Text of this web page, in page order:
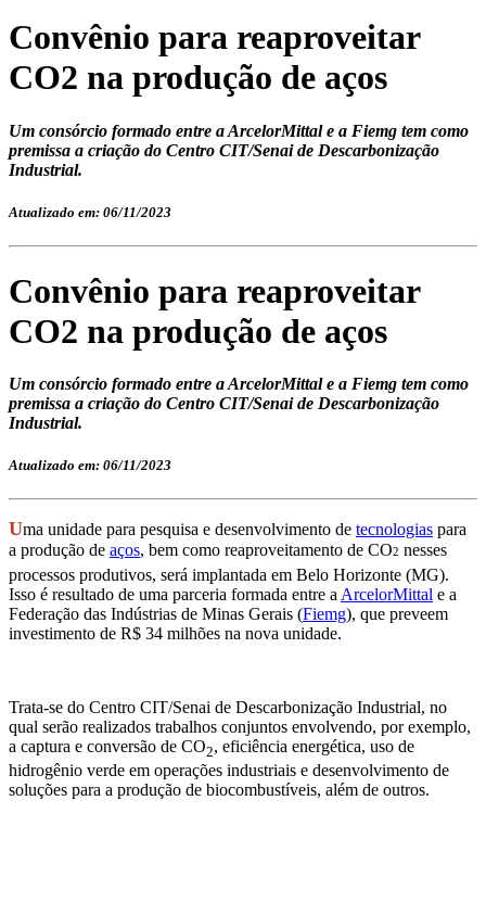
Convênio para reaproveitar
CO2 na produção de aços
Um consórcio formado entre a ArcelorMittal e a Fiemg tem como
premissa a criação do Centro CIT/Senai de Descarbonização
Industrial.
Atualizado em: 06/11/2023
Convênio para reaproveitar
CO2 na produção de aços
Um consórcio formado entre a ArcelorMittal e a Fiemg tem como
premissa a criação do Centro CIT/Senai de Descarbonização
Industrial.
Atualizado em: 06/11/2023
Uma unidade para pesquisa e desenvolvimento de tecnologias para
a produção de aços, bem como reaproveitamento de CO2 nesses
processos produtivos, será implantada em Belo Horizonte (MG).
Isso é resultado de uma parceria formada entre a ArcelorMittal e a
Federação das Indústrias de Minas Gerais (Fiemg), que preveem
investimento de R$ 34 milhões na nova unidade.
Trata-se do Centro CIT/Senai de Descarbonização Industrial, no
qual serão realizados trabalhos conjuntos envolvendo, por exemplo,
a captura e conversão de CO2, eficiência energética, uso de
hidrogênio verde em operações industriais e desenvolvimento de
soluções para a produção de biocombustíveis, além de outros.